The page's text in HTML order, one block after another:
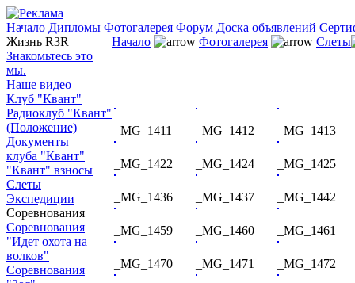
Начало Дипломы Фотогалерея Форум Доска объявлений
Жизнь R3R
Знакомьтесь это
мы.
Наше видео
Клуб "Квант"
Радиоклуб "Квант"
(Положение)
Документы
клуба "Квант"
"Квант" взносы
Слеты
Экспедиции
Соревнования
Соревнования
"Идет охота на
волков"
Соревнования
Начало Фотогалерея Слеты
_MG_1411 _MG_1412 _MG_1413
_MG_1422 _MG_1424 _MG_1425
_MG_1436 _MG_1437 _MG_1442
_MG_1459 _MG_1460 _MG_1461
_MG_1470 _MG_1471 _MG_1472